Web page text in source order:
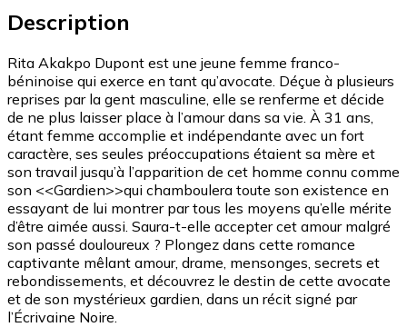
Description
Rita Akakpo Dupont est une jeune femme franco-
béninoise qui exerce en tant qu’avocate. Déçue à plusieurs
reprises par la gent masculine, elle se renferme et décide
de ne plus laisser place à l’amour dans sa vie. À 31 ans,
étant femme accomplie et indépendante avec un fort
caractère, ses seules préoccupations étaient sa mère et
son travail jusqu’à l’apparition de cet homme connu comme
son <<Gardien>>qui chamboulera toute son existence en
essayant de lui montrer par tous les moyens qu’elle mérite
d’être aimée aussi. Saura-t-elle accepter cet amour malgré
son passé douloureux ? Plongez dans cette romance
captivante mêlant amour, drame, mensonges, secrets et
rebondissements, et découvrez le destin de cette avocate
et de son mystérieux gardien, dans un récit signé par
l’Écrivaine Noire.